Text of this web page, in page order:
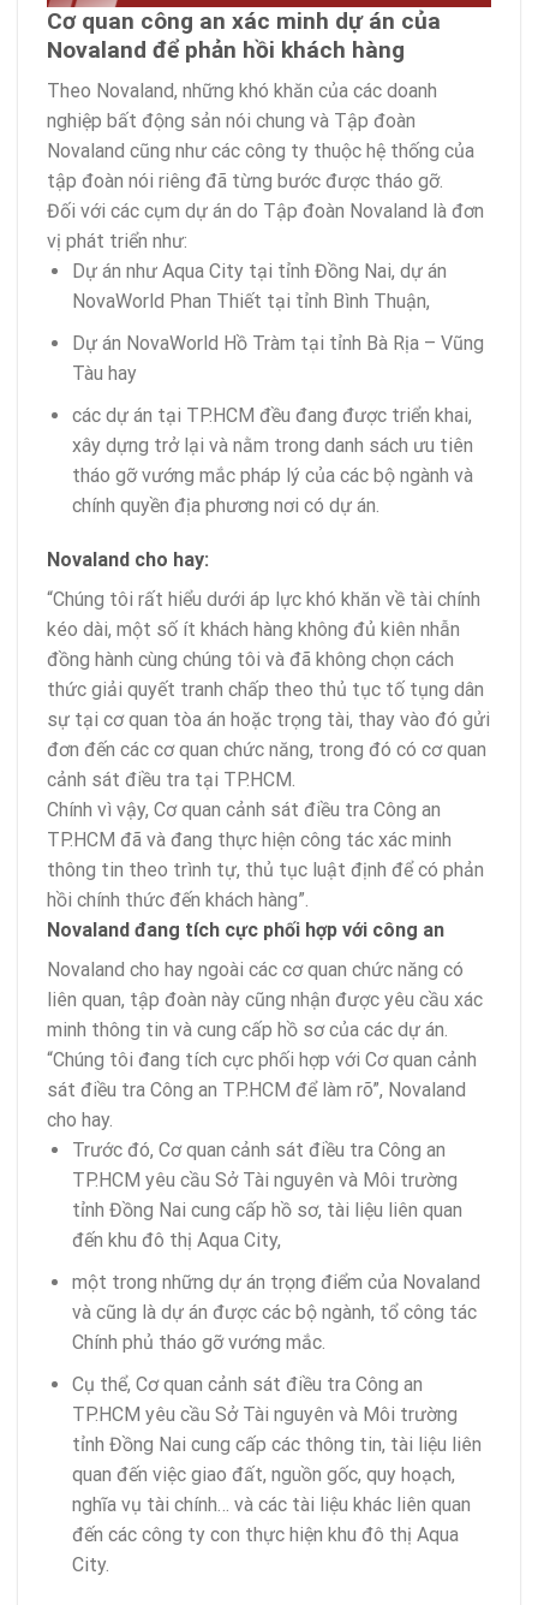
Cơ quan công an xác minh dự án của
Novaland để phản hồi khách hàng
Theo Novaland, những khó khăn của các doanh
nghiệp bất động sản nói chung và Tập đoàn
Novaland cũng như các công ty thuộc hệ thống của
tập đoàn nói riêng đã từng bước được tháo gỡ.
Đối với các cụm dự án do Tập đoàn Novaland là đơn
vị phát triển như:
Dự án như Aqua City tại tỉnh Đồng Nai, dự án
NovaWorld Phan Thiết tại tỉnh Bình Thuận,
Dự án NovaWorld Hồ Tràm tại tỉnh Bà Rịa – Vũng
Tàu hay
các dự án tại TP.HCM đều đang được triển khai,
xây dựng trở lại và nằm trong danh sách ưu tiên
tháo gỡ vướng mắc pháp lý của các bộ ngành và
chính quyền địa phương nơi có dự án.
Novaland cho hay:
“Chúng tôi rất hiểu dưới áp lực khó khăn về tài chính
kéo dài, một số ít khách hàng không đủ kiên nhẫn
đồng hành cùng chúng tôi và đã không chọn cách
thức giải quyết tranh chấp theo thủ tục tố tụng dân
sự tại cơ quan tòa án hoặc trọng tài, thay vào đó gửi
đơn đến các cơ quan chức năng, trong đó có cơ quan
cảnh sát điều tra tại TP.HCM.
Chính vì vậy, Cơ quan cảnh sát điều tra Công an
TP.HCM đã và đang thực hiện công tác xác minh
thông tin theo trình tự, thủ tục luật định để có phản
hồi chính thức đến khách hàng”.
Novaland đang tích cực phối hợp với công an
Novaland cho hay ngoài các cơ quan chức năng có
liên quan, tập đoàn này cũng nhận được yêu cầu xác
minh thông tin và cung cấp hồ sơ của các dự án.
“Chúng tôi đang tích cực phối hợp với Cơ quan cảnh
sát điều tra Công an TP.HCM để làm rõ”, Novaland
cho hay.
Trước đó, Cơ quan cảnh sát điều tra Công an
TP.HCM yêu cầu Sở Tài nguyên và Môi trường
tỉnh Đồng Nai cung cấp hồ sơ, tài liệu liên quan
đến khu đô thị Aqua City,
một trong những dự án trọng điểm của Novaland
và cũng là dự án được các bộ ngành, tổ công tác
Chính phủ tháo gỡ vướng mắc.
Cụ thể, Cơ quan cảnh sát điều tra Công an
TP.HCM yêu cầu Sở Tài nguyên và Môi trường
tỉnh Đồng Nai cung cấp các thông tin, tài liệu liên
quan đến việc giao đất, nguồn gốc, quy hoạch,
nghĩa vụ tài chính… và các tài liệu khác liên quan
đến các công ty con thực hiện khu đô thị Aqua
City.